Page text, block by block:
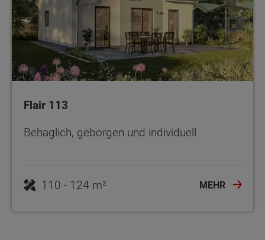
Flair 113
Behaglich, geborgen und individuell
110 - 124 m² MEHR